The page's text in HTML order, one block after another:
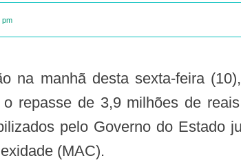
pm
o repasse de 3,9 milhões de
pelo Governo do Estado
(MAC).